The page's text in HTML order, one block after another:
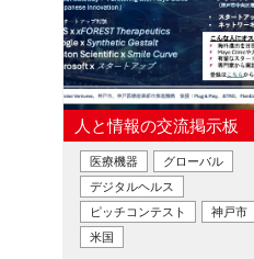
人と情報の交流掲示板
医療機器
グローバル
デジタルヘルス
ピッチコンテスト
神戸市
米国